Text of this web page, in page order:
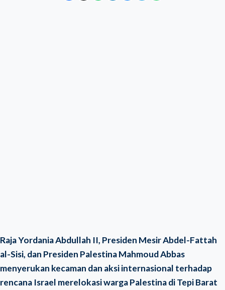
Raja Yordania Abdullah II, Presiden Mesir Abdel-Fattah
al-Sisi, dan Presiden Palestina Mahmoud Abbas
menyerukan kecaman dan aksi internasional terhadap
rencana Israel merelokasi warga Palestina di Tepi Barat